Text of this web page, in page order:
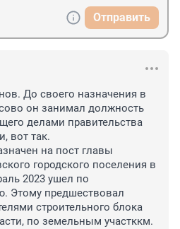
Отправить
До своего назначения в
он занимал должность
делами правительства
вот так.
на пост главы
городского поселения в
2023 ушел по
Этому предшествовал
строительного блока
по земельным участккм.